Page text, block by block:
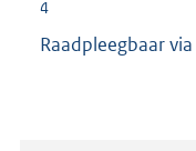
4
Raadpleegbaar via